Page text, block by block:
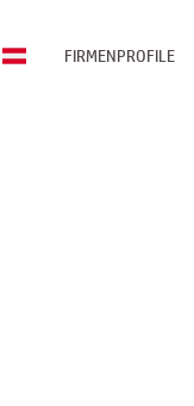
FIRMENPROFILE